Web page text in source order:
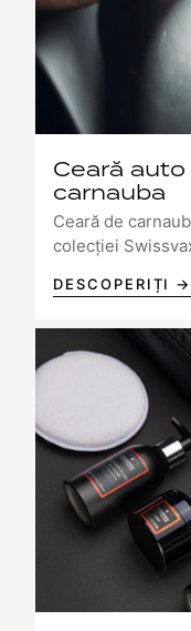
Ceară
carnauba
Ceară de
colecției
DESCOPERIȚI →